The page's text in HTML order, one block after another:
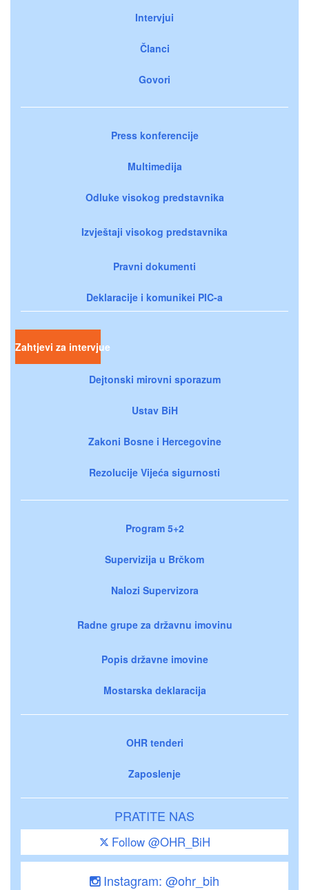
Intervjui
Članci
Govori
Press konferencije
Multimedija
Odluke visokog predstavnika
Izvještaji visokog predstavnika
Pravni dokumenti
Deklaracije i komunikei PIC-a
Zahtjevi za intervjue
Dejtonski mirovni sporazum
Ustav BiH
Zakoni Bosne i Hercegovine
Rezolucije Vijeća sigurnosti
Program 5+2
Supervizija u Brčkom
Nalozi Supervizora
Radne grupe za državnu imovinu
Popis državne imovine
Mostarska deklaracija
OHR tenderi
Zaposlenje
PRATITE NAS
Follow @OHR_BiH
Instagram: @ohr_bih